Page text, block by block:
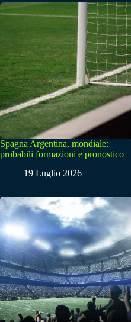
Spagna Argentina, mondiale:
probabili formazioni e pronostico
19 Luglio 2026